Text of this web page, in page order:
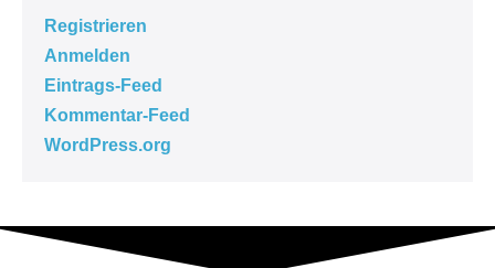
Registrieren
Anmelden
Eintrags-Feed
Kommentar-Feed
WordPress.org